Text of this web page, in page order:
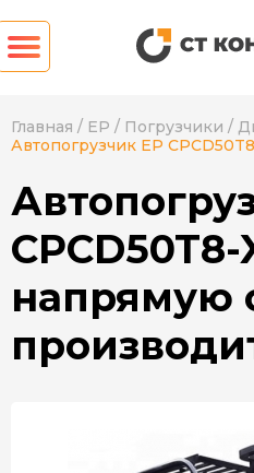
Главная / EP / Погрузчики /
Автопогрузчик EP
CPCD50T8-
напрямую